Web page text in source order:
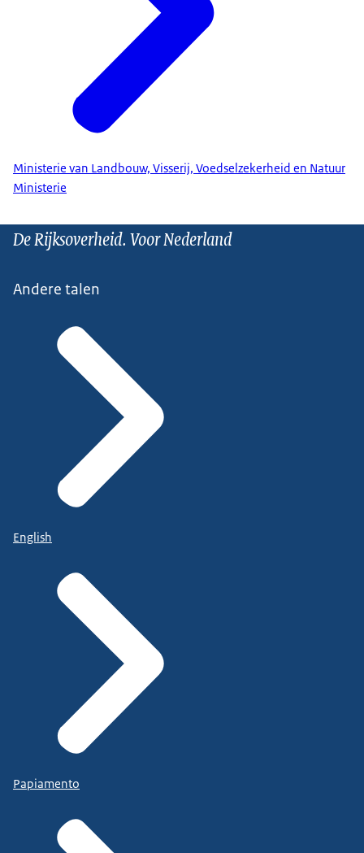
Ministerie van Landbouw, Visserij, Voedselzekerheid en Natuur
Ministerie
De Rijksoverheid. Voor Nederland
Andere talen
English
Papiamento